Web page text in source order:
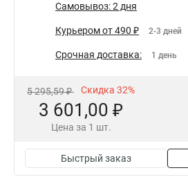
Самовывоз: 2 дня
Курьером от 490 ₽ 2-3 дней
Срочная доставка: 1 день
5 295,59 ₽ Скидка 32%
3 601,00 ₽
Цена за 1 шт.
Быстрый заказ